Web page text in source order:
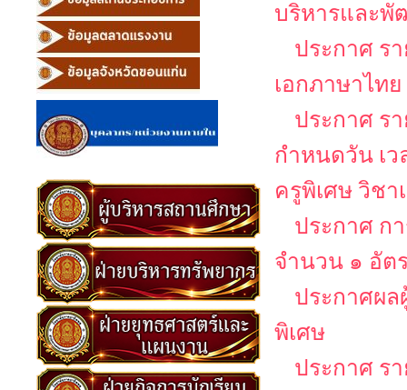
บริหารและพั
ประกาศ ร
เอกภาษาไทย
ประกาศ ร
กำหนดวัน เ
ครูพิเศษ วิชา
ประกาศ ก
จำนวน ๑ อัต
ประกาศผ
พิเศษ
ประกาศ ร